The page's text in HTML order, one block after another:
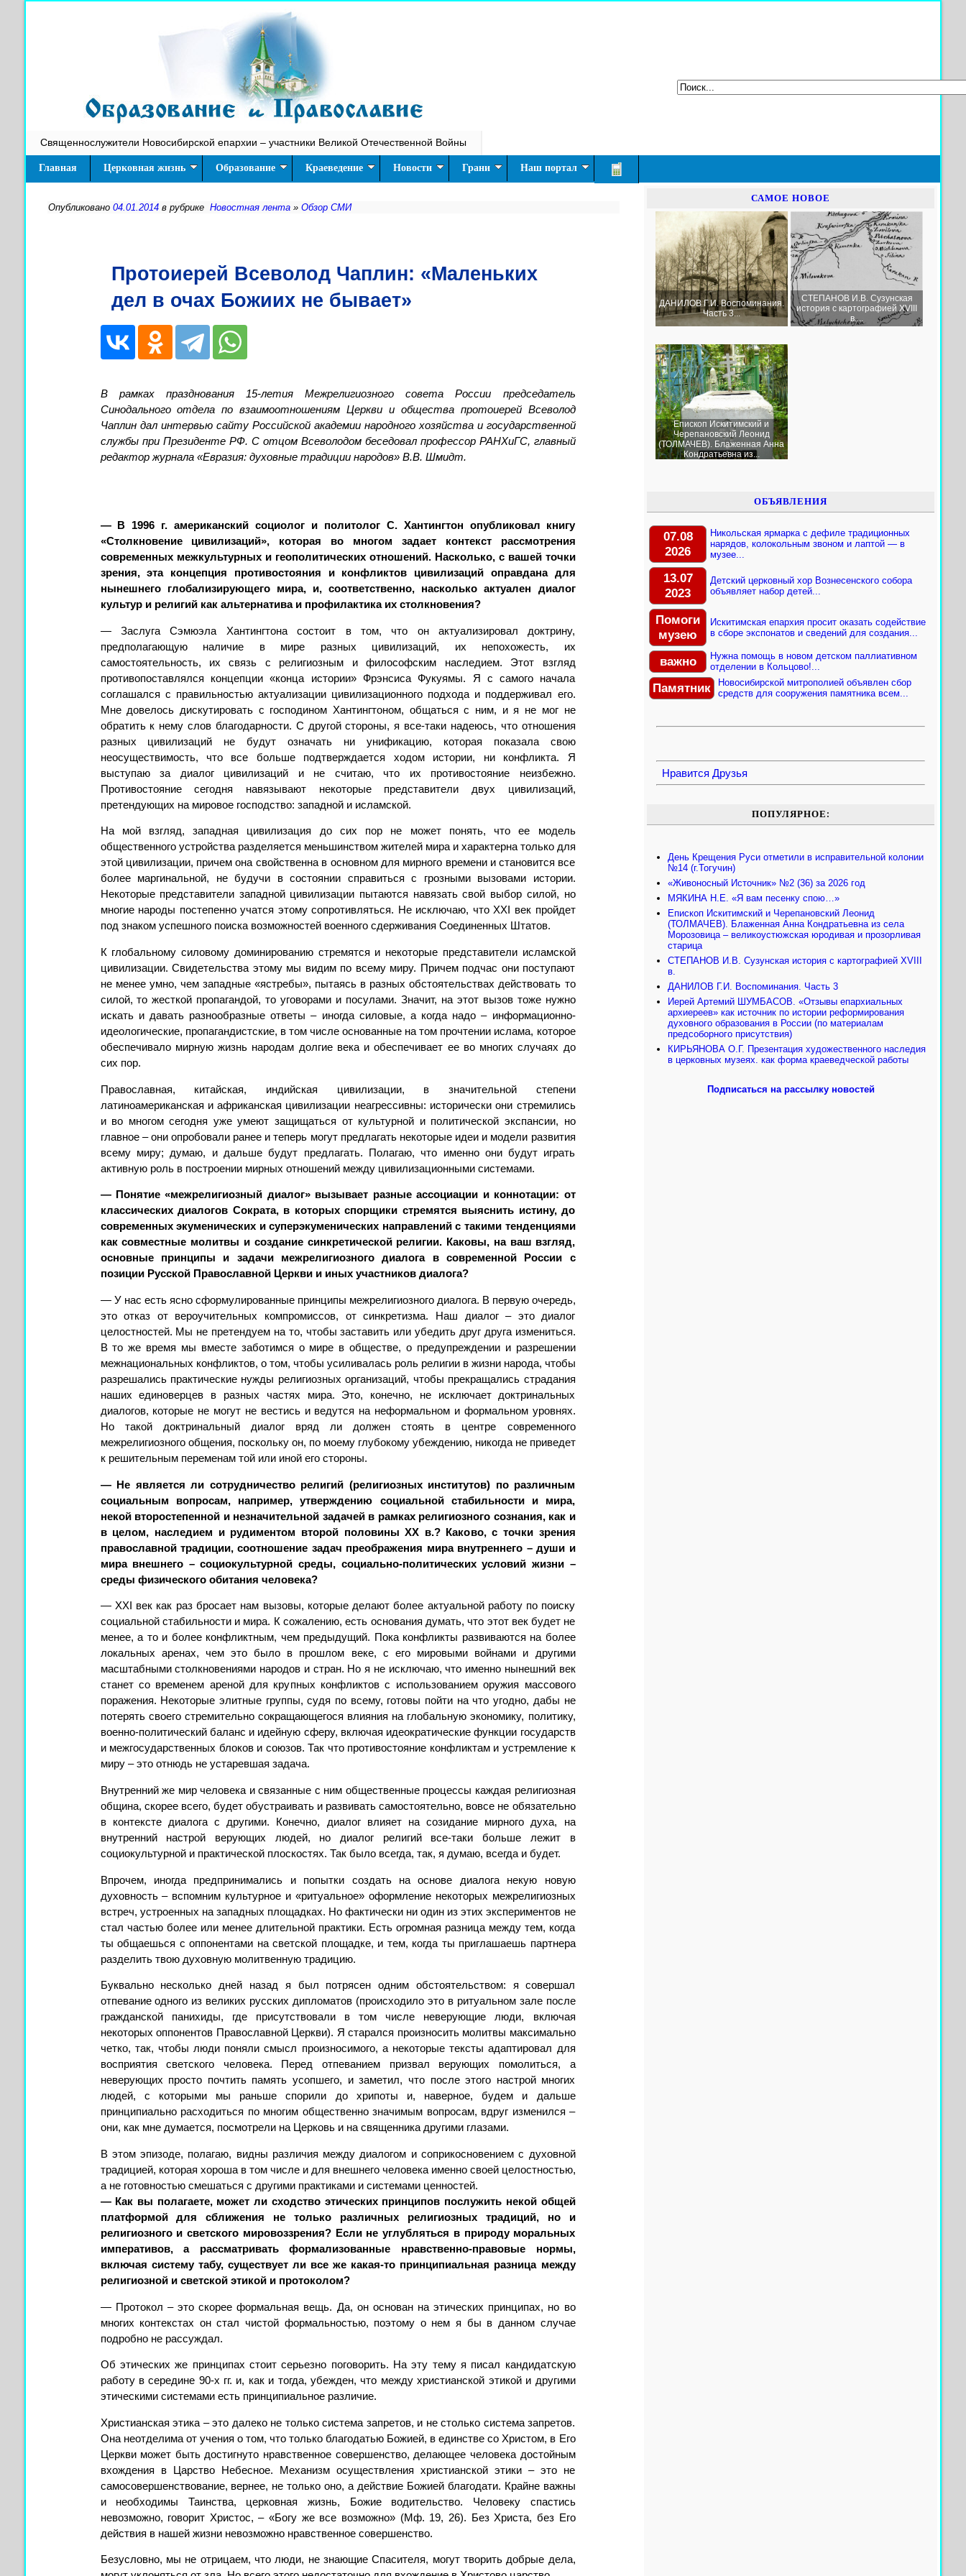
Священнослужители Новосибирской епархии – участники Великой Отечественной Войны
Главная Церковная жизнь Образование Краеведение Новости Грани Наш портал
Опубликовано 04.01.2014 в рубрике Новостная лента » Обзор СМИ
Протоиерей Всеволод Чаплин: «Маленьких
дел в очах Божиих не бывает»
В рамках празднования 15-летия Межрелигиозного совета России председатель
Синодального отдела по взаимоотношениям Церкви и общества протоиерей Всеволод
Чаплин дал интервью сайту Российской академии народного хозяйства и государственной
службы при Президенте РФ. С отцом Всеволодом беседовал профессор РАНХиГС, главный
редактор журнала «Евразия: духовные традиции народов» В.В. Шмидт.
— В 1996 г. американский социолог и политолог С. Хантингтон опубликовал книгу
«Столкновение цивилизаций», которая во многом задает контекст рассмотрения
современных межкультурных и геополитических отношений. Насколько, с вашей точки
зрения, эта концепция противостояния и конфликтов цивилизаций оправдана для
нынешнего глобализирующего мира, и, соответственно, насколько актуален диалог
культур и религий как альтернатива и профилактика их столкновения?
— Заслуга Сэмюэла Хантингтона состоит в том, что он актуализировал доктрину,
предполагающую наличие в мире разных цивилизаций, их непохожесть, их
самостоятельность, их связь с религиозным и философским наследием. Этот взгляд
противопоставлялся концепции «конца истории» Фрэнсиса Фукуямы. Я с самого начала
соглашался с правильностью актуализации цивилизационного подхода и поддерживал его.
Мне довелось дискутировать с господином Хантингтоном, общаться с ним, и я не мог не
обратить к нему слов благодарности. С другой стороны, я все-таки надеюсь, что отношения
разных цивилизаций не будут означать ни унификацию, которая показала свою
неосуществимость, что все больше подтверждается ходом истории, ни конфликта. Я
выступаю за диалог цивилизаций и не считаю, что их противостояние неизбежно.
Противостояние сегодня навязывают некоторые представители двух цивилизаций,
претендующих на мировое господство: западной и исламской.
На мой взгляд, западная цивилизация до сих пор не может понять, что ее модель
общественного устройства разделяется меньшинством жителей мира и характерна только для
этой цивилизации, причем она свойственна в основном для мирного времени и становится все
более маргинальной, не будучи в состоянии справиться с грозными вызовами истории.
Некоторые представители западной цивилизации пытаются навязать свой выбор силой, но
многие народы постепенно учатся этому сопротивляться. Не исключаю, что XXI век пройдет
под знаком успешного поиска возможностей военного сдерживания Соединенных Штатов.
К глобальному силовому доминированию стремятся и некоторые представители исламской
цивилизации. Свидетельства этому мы видим по всему миру. Причем подчас они поступают
не менее умно, чем западные «ястребы», пытаясь в разных обстоятельствах действовать то
силой, то жесткой пропагандой, то уговорами и посулами. Значит, на этот вызов тоже нужно
искать и давать разнообразные ответы – иногда силовые, а когда надо – информационно-
идеологические, пропагандистские, в том числе основанные на том прочтении ислама, которое
обеспечивало мирную жизнь народам долгие века и обеспечивает ее во многих случаях до
сих пор.
Православная, китайская, индийская цивилизации, в значительной степени
латиноамериканская и африканская цивилизации неагрессивны: исторически они стремились
и во многом сегодня уже умеют защищаться от культурной и политической экспансии, но
главное – они опробовали ранее и теперь могут предлагать некоторые идеи и модели развития
всему миру; думаю, и дальше будут предлагать. Полагаю, что именно они будут играть
активную роль в построении мирных отношений между цивилизационными системами.
— Понятие «межрелигиозный диалог» вызывает разные ассоциации и коннотации: от
классических диалогов Сократа, в которых спорщики стремятся выяснить истину, до
современных экуменических и суперэкуменических направлений с такими тенденциями
как совместные молитвы и создание синкретической религии. Каковы, на ваш взгляд,
основные принципы и задачи межрелигиозного диалога в современной России с
позиции Русской Православной Церкви и иных участников диалога?
— У нас есть ясно сформулированные принципы межрелигиозного диалога. В первую очередь,
это отказ от вероучительных компромиссов, от синкретизма. Наш диалог – это диалог
целостностей. Мы не претендуем на то, чтобы заставить или убедить друг друга измениться.
В то же время мы вместе заботимся о мире в обществе, о предупреждении и разрешении
межнациональных конфликтов, о том, чтобы усиливалась роль религии в жизни народа, чтобы
разрешались практические нужды религиозных организаций, чтобы прекращались страдания
наших единоверцев в разных частях мира. Это, конечно, не исключает доктринальных
диалогов, которые не могут не вестись и ведутся на неформальном и формальном уровнях.
Но такой доктринальный диалог вряд ли должен стоять в центре современного
межрелигиозного общения, поскольку он, по моему глубокому убеждению, никогда не приведет
к решительным переменам той или иной его стороны.
— Не является ли сотрудничество религий (религиозных институтов) по различным
социальным вопросам, например, утверждению социальной стабильности и мира,
некой второстепенной и незначительной задачей в рамках религиозного сознания, как и
в целом, наследием и рудиментом второй половины ХХ в.? Каково, с точки зрения
православной традиции, соотношение задач преображения мира внутреннего – души и
мира внешнего – социокультурной среды, социально-политических условий жизни –
среды физического обитания человека?
— XXI век как раз бросает нам вызовы, которые делают более актуальной работу по поиску
социальной стабильности и мира. К сожалению, есть основания думать, что этот век будет не
менее, а то и более конфликтным, чем предыдущий. Пока конфликты развиваются на более
локальных аренах, чем это было в прошлом веке, с его мировыми войнами и другими
масштабными столкновениями народов и стран. Но я не исключаю, что именно нынешний век
станет со временем ареной для крупных конфликтов с использованием оружия массового
поражения. Некоторые элитные группы, судя по всему, готовы пойти на что угодно, дабы не
потерять своего стремительно сокращающегося влияния на глобальную экономику, политику,
военно-политический баланс и идейную сферу, включая идеократические функции государств
и межгосударственных блоков и союзов. Так что противостояние конфликтам и устремление к
миру – это отнюдь не устаревшая задача.
Внутренний же мир человека и связанные с ним общественные процессы каждая религиозная
община, скорее всего, будет обустраивать и развивать самостоятельно, вовсе не обязательно
в контексте диалога с другими. Конечно, диалог влияет на созидание мирного духа, на
внутренний настрой верующих людей, но диалог религий все-таки больше лежит в
социокультурной и практической плоскостях. Так было всегда, так, я думаю, всегда и будет.
Впрочем, иногда предпринимались и попытки создать на основе диалога некую новую
духовность – вспомним культурное и «ритуальное» оформление некоторых межрелигиозных
встреч, устроенных на западных площадках. Но фактически ни один из этих экспериментов не
стал частью более или менее длительной практики. Есть огромная разница между тем, когда
ты общаешься с оппонентами на светской площадке, и тем, когда ты приглашаешь партнера
разделить твою духовную молитвенную традицию.
Буквально несколько дней назад я был потрясен одним обстоятельством: я совершал
отпевание одного из великих русских дипломатов (происходило это в ритуальном зале после
гражданской панихиды, где присутствовали в том числе неверующие люди, включая
некоторых оппонентов Православной Церкви). Я старался произносить молитвы максимально
четко, так, чтобы люди поняли смысл произносимого, а некоторые тексты адаптировал для
восприятия светского человека. Перед отпеванием призвал верующих помолиться, а
неверующих просто почтить память усопшего, и заметил, что после этого настрой многих
людей, с которыми мы раньше спорили до хрипоты и, наверное, будем и дальше
принципиально расходиться по многим общественно значимым вопросам, вдруг изменился –
они, как мне думается, посмотрели на Церковь и на священника другими глазами.
В этом эпизоде, полагаю, видны различия между диалогом и соприкосновением с духовной
традицией, которая хороша в том числе и для внешнего человека именно своей целостностью,
а не готовностью смешаться с другими практиками и системами ценностей.
— Как вы полагаете, может ли сходство этических принципов послужить некой общей
платформой для сближения не только различных религиозных традиций, но и
религиозного и светского мировоззрения? Если не углубляться в природу моральных
императивов, а рассматривать формализованные нравственно-правовые нормы,
включая систему табу, существует ли все же какая-то принципиальная разница между
религиозной и светской этикой и протоколом?
— Протокол – это скорее формальная вещь. Да, он основан на этических принципах, но во
многих контекстах он стал чистой формальностью, поэтому о нем я бы в данном случае
подробно не рассуждал.
Об этических же принципах стоит серьезно поговорить. На эту тему я писал кандидатскую
работу в середине 90-х гг. и, как и тогда, убежден, что между христианской этикой и другими
этическими системами есть принципиальное различие.
Христианская этика – это далеко не только система запретов, и не столько система запретов.
Она неотделима от учения о том, что только благодатью Божией, в единстве со Христом, в Его
Церкви может быть достигнуто нравственное совершенство, делающее человека достойным
вхождения в Царство Небесное. Механизм осуществления христианской этики – это не
самосовершенствование, вернее, не только оно, а действие Божией благодати. Крайне важны
и необходимы Таинства, церковная жизнь, Божие водительство. Человеку спастись
невозможно, говорит Христос, – «Богу же все возможно» (Мф. 19, 26). Без Христа, без Его
действия в нашей жизни невозможно нравственное совершенство.
Безусловно, мы не отрицаем, что люди, не знающие Спасителя, могут творить добрые дела,
САМОЕ НОВОЕ
ДАНИЛОВ Г.И. Воспоминания.
Часть 3...
СТЕПАНОВ И.В. Сузунская
история с картографией XVIII
в....
Епископ Искитимский и
Черепановский Леонид
(ТОЛМАЧЕВ). Блаженная Анна
Кондратьевна из...
ОБЪЯВЛЕНИЯ
07.08
2026
Никольская ярмарка с дефиле традиционных
нарядов, колокольным звоном и лаптой — в
музее...
13.07
2023
Детский церковный хор Вознесенского собора
объявляет набор детей...
Помоги
музею
Искитимская епархия просит оказать содействие
в сборе экспонатов и сведений для создания...
важно
Нужна помощь в новом детском паллиативном
отделении в Кольцово!...
Памятник
Новосибирской митрополией объявлен сбор
средств для сооружения памятника всем...
Нравится Друзья
ПОПУЛЯРНОЕ:
День Крещения Руси отметили в исправительной колонии
№14 (г.Тогучин)
«Живоносный Источник» №2 (36) за 2026 год
МЯКИНА Н.Е. «Я вам песенку спою…»
Епископ Искитимский и Черепановский Леонид
(ТОЛМАЧЕВ). Блаженная Анна Кондратьевна из села
Морозовица – великоустюжская юродивая и прозорливая
старица
СТЕПАНОВ И.В. Сузунская история с картографией XVIII
в.
ДАНИЛОВ Г.И. Воспоминания. Часть 3
Иерей Артемий ШУМБАСОВ. «Отзывы епархиальных
архиереев» как источник по истории реформирования
духовного образования в России (по материалам
предсоборного присутствия)
КИРЬЯНОВА О.Г. Презентация художественного наследия
в церковных музеях. как форма краеведческой работы
Подписаться на рассылку новостей